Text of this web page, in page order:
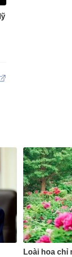
Loài hoa chỉ